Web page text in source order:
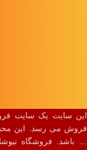
این سایت یک سایت
فروش می رسد. این
… باشد. فروشگاه